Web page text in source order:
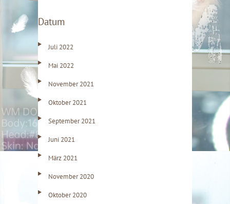
Datum
Juli 2022
Mai 2022
November 2021
Oktober 2021
September 2021
Juni 2021
März 2021
November 2020
Oktober 2020